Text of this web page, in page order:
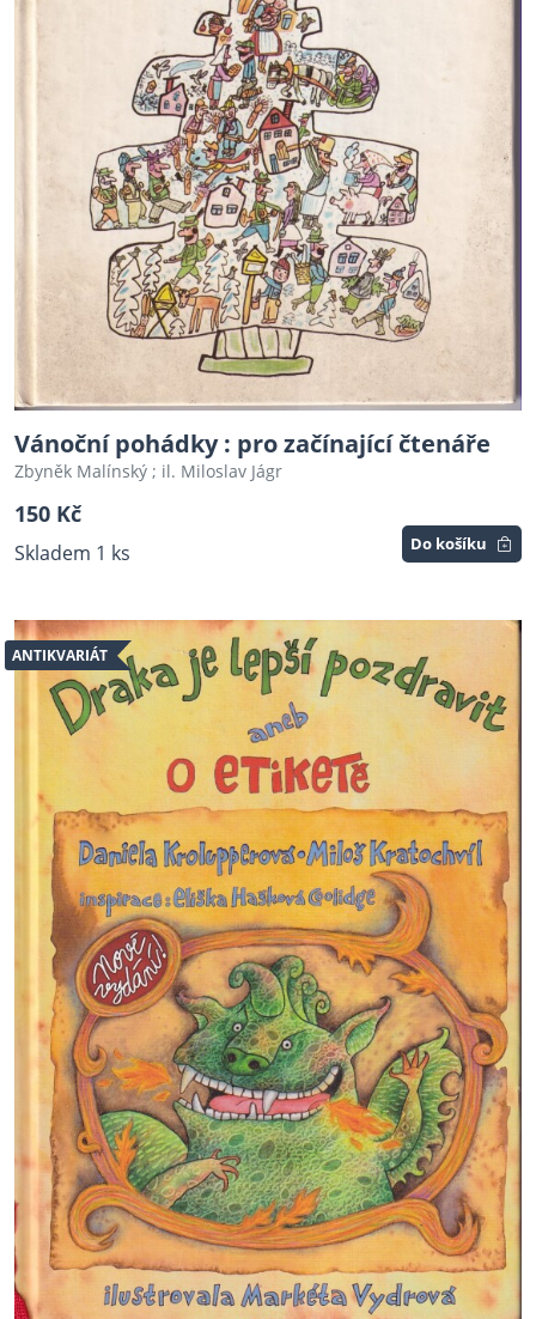
Vánoční pohádky : pro začínající čtenáře
Zbyněk Malínský ; il. Miloslav Jágr
150 Kč
Skladem 1 ks Do košíku
ANTIKVARIÁT